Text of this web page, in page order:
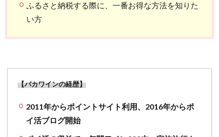
ふるさと納税する際に、一番お得な方法を知りた
い方
【バカワインの経歴】
2011年からポイントサイト利用、2016年からポ
イ活ブログ開始